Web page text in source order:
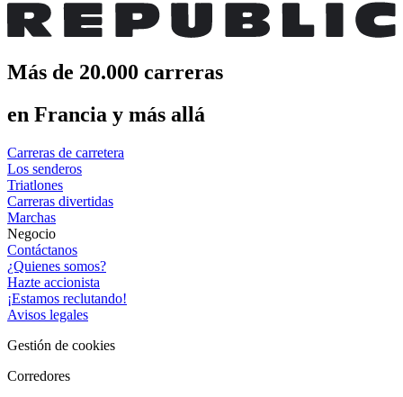
Más de 20.000 carreras
en Francia y más allá
Carreras de carretera
Los senderos
Triatlones
Carreras divertidas
Marchas
Negocio
Contáctanos
¿Quienes somos?
Hazte accionista
¡Estamos reclutando!
Avisos legales
Gestión de cookies
Corredores